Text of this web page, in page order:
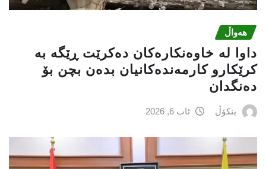
هەواڵ
داوا لە خاوەنکارەکان دەکرێت ڕێگە بە
کرێکارو کارمەندەکانیان بدەن بچن بۆ
دەنگدان
بنکۆڵ ئاب 6, 2026